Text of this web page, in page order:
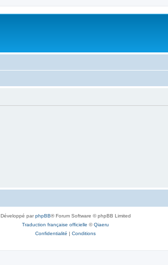
Développé parphpBB® Forum Software © phpBB Limited
Traduction française officielle ©Qiaeru
Confidentialité | Conditions